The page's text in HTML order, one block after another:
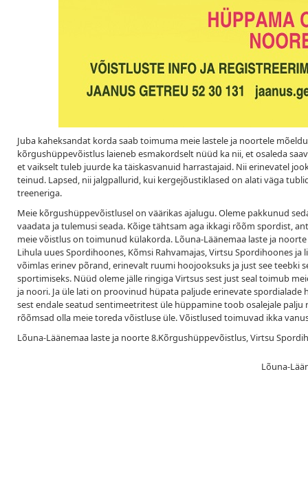
Juba kaheksandat korda saab toimuma meie lastele ja noortele
kõrgushüppevõistlus laieneb esmakordselt nüüd ka nii, et osaleda
et vaikselt tuleb juurde ka täiskasvanuid harrastajaid. Nii erinevatel
teinud. Lapsed, nii jalgpallurid, kui kergejõustiklased on alati väga
treeneriga.
Meie kõrgushüppevõistlusel on väärikas ajalugu. Oleme pakkunud
vaadata ja tulemusi seada. Kõige tähtsam aga ikkagi rõõm spordist,
meie võistlus on toimunud külakorda. Lõuna-Läänemaa laste ja
Lihula uues Spordihoones, Kõmsi Rahvamajas, Virtsu Spordihoones
võimlas erinev põrand, erinevalt ruumi hoojooksuks ja just see teebki
sportimiseks. Nüüd oleme jälle ringiga Virtsus sest just seal toimub
ja noori. Ja üle lati on proovinud hüpata paljude erinevate
sest endale seatud sentimeetritest üle hüppamine toob osalejale
rõõmsad olla meie toreda võistluse üle. Võistlused toimuvad ikka
Lõuna-Läänemaa laste ja noorte 8.Kõrgushüppevõistlus, Virtsu
Lõuna-